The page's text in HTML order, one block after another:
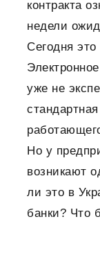
контракта
недели
Сегодня
уже не
Но у
возникают
ли это в
банки? Что